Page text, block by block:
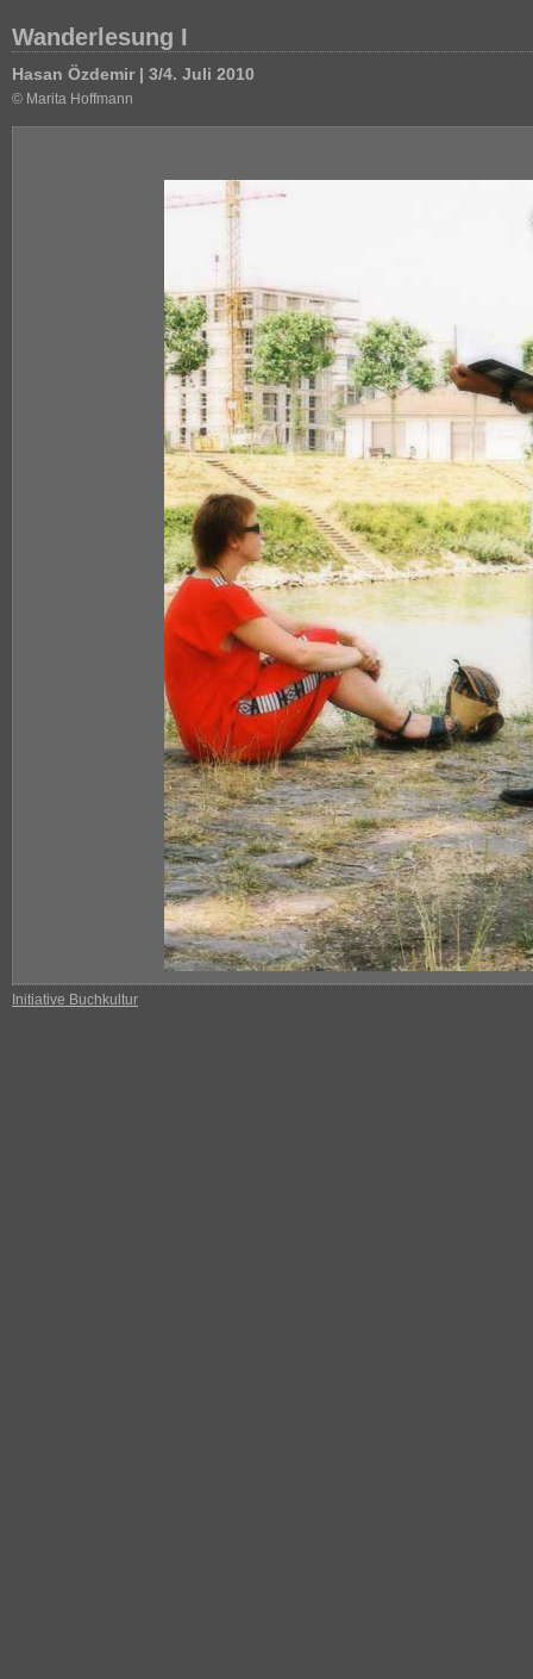
Wanderlesung I
Hasan Özdemir | 3/4. Juli 2010
© Marita Hoffmann
Initiative Buchkultur